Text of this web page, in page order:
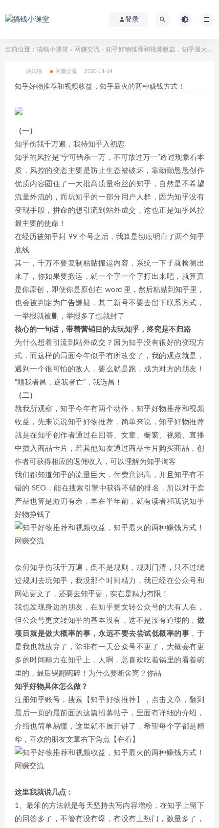
登录
当前位置： 搞钱小课堂 > 网赚交流 > 知乎好物推荐和视频收益，知乎最火的两种赚钱方式！
汤姆猫 网赚交流 2020-11-14
知乎好物推荐和视频收益，知乎最火的两种赚钱方式！
（一）
知乎伤我千万遍，我待知乎入初恋
知乎的风控是“宁可错杀一万，不可放过万一”透过现象看本
质，风控的变态主要是防止生态被破坏，靠勤勤恳恳创作
优质内容圈住了一大批高质量粉丝的知乎，自然是不希望
流量外流的，而玩知乎的一部分用户人群，因为知乎没有
变现手段，拼命的想引流到站外成交，这也正是知乎风控
最主要的使命！
在经历被知乎封 99 个号之后，我算是彻底明白了两个知乎
底线
其一，千万不要复制粘贴搬运内容，系统一下子就检测出
来了，你如果要搬运，就一个字一个字打出来吧，就算真
是你原创，即便你是原创在 word 里，然后粘贴到知乎里，
也会被判定为广告嫌疑，其二新号不要去留下联系方式，
一举报就被删，举报多了也就封了
核心的一句话，带着营销目的去玩知乎，终究是不归路
为什么想着引流到站外成交？因为知乎没有很好的变现方
式，而这样的局面今年似乎有所改变了，我的观点就是，
遇到一个很可怕的敌人，要么就是跑，成为对方的朋友！
“顺我者昌，逆我者亡”，我选昌！
（二）
就我所观察，知乎今年有两个动作，知乎好物推荐和视频
收益，先来说说知乎好物推荐，简单来说，知乎好物推荐
就是在知乎创作者通过在回答、文章、橱窗、视频、直播
中插入商品卡片，若其他知友通过商品卡片购买商品，创
作者可获得相应的返佣收入，可以理解为知乎淘客
我们都知道知乎的流量巨大，付费意识高，并且知乎有不
错的 SEO，能在搜索引擎中获得不错的排名，所以对于卖
产品也算是游刃有余，早在半年前，就有读者和我说知乎
好物挣钱了
奈何知乎伤我千万遍，倒不是规则，规则门清，只不过绕
过规则去玩知乎，我没那个时间精力，我已经在公众号和
网站更文了，还要去知乎更，实在是精力有限！
我也发现身边的朋友，在知乎更文转公众号的大有人在，
但公众号更文转知乎的基本没有，这不是没有道理的， 做
项目就是做大概率的事，永远不要去尝试低概率的事 ，于
是我也就放弃了，除非有一天公众号不更了，大概会有更
多的时间精力在知乎上，人啊，总喜欢吃着锅里的看着碗
里的，最后锅翻碗碎！为什么要断舍离？你品
知乎好物具体怎么做？
注册知乎账号，搜索【知乎好物推荐】，点击文章，翻到
最后一页的最前面的这篇招募帖子，里面有详细的介绍，
介绍也简单易懂，这里就不展开讲了，希望每个字都是精
华，喜欢的朋友文章右下角点【在看】
这里我就说几点：
1、最笨的方法就是每天坚持去写内容增粉，在知乎上留下
的回答多了，不管有没有爆，有没有上热门，数量多了，